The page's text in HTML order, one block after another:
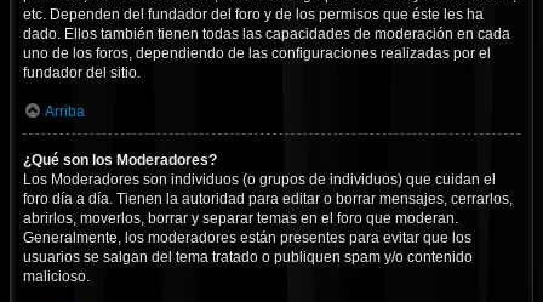
etc. Dependen del fundador del foro y de los permisos que éste les ha
dado. Ellos también tienen todas las capacidades de moderación en cada
uno de los foros, dependiendo de las configuraciones realizadas por el
fundador del sitio.
Arriba
¿Qué son los Moderadores?
Los Moderadores son individuos (o grupos de individuos) que cuidan el
foro día a día. Tienen la autoridad para editar o borrar mensajes, cerrarlos,
abrirlos, moverlos, borrar y separar temas en el foro que moderan.
Generalmente, los moderadores están presentes para evitar que los
usuarios se salgan del tema tratado o publiquen spam y/o contenido
malicioso.